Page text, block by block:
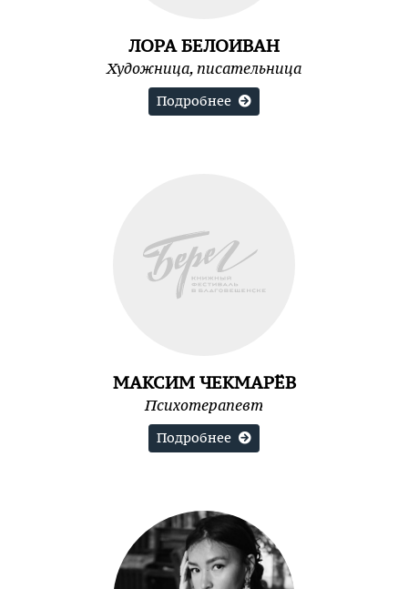
ЛОРА БЕЛОИВАН
Художница, писательница
Подробнее
МАКСИМ ЧЕКМАРЁВ
Психотерапевт
Подробнее